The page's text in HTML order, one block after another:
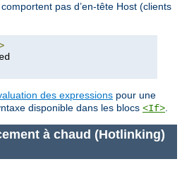
pas d’en-tête Host (clients
des expressions pour une
disponible dans les blocs <If>
à chaud (Hotlinking)